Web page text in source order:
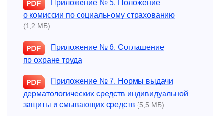
Приложение № 5. Положение
о комиссии по социальному страхованию
(1,2 МБ)
Приложение № 6. Соглашение
по охране труда
Приложение № 7. Нормы выдачи
дерматологических средств индивидуальной
защиты и смывающих средств (5,5 МБ)